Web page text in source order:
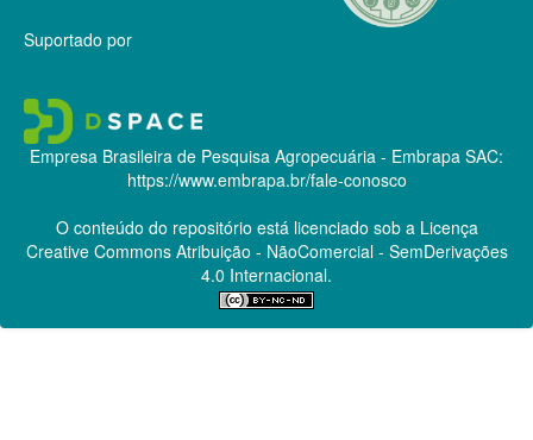
Suportado por
Empresa Brasileira de Pesquisa Agropecuária - Embrapa SAC:
https://www.embrapa.br/fale-conosco
O conteúdo do repositório está licenciado sob a Licença
Creative CommonsAtribuição - NãoComercial - SemDerivações
4.0 Internacional.